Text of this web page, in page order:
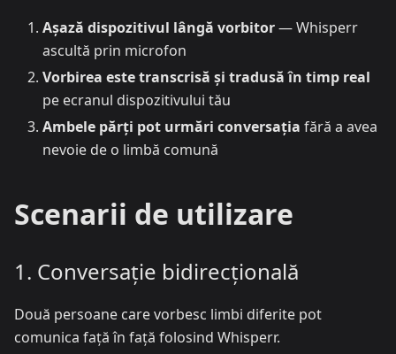
Așază dispozitivul lângă vorbitor— Whisperr
ascultă prin microfon
Vorbirea este transcrisă și tradusă în timp real
pe ecranul dispozitivului tău
Ambele părți pot urmări conversația fără a avea
nevoie de o limbă comună
Scenarii de utilizare
1. Conversație bidirecțională
Două persoane care vorbesc limbi diferite pot
comunica față în față folosind Whisperr.